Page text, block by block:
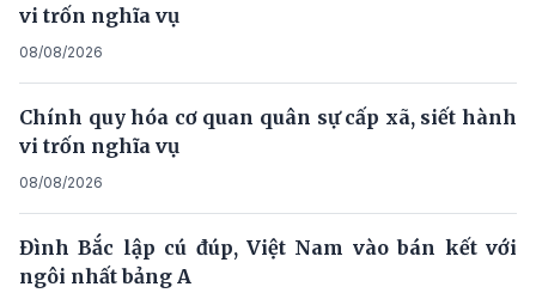
vi trốn nghĩa vụ
08/08/2026
Chính quy hóa cơ quan quân sự cấp xã, siết hành
vi trốn nghĩa vụ
08/08/2026
Đình Bắc lập cú đúp, Việt Nam vào bán kết với
ngôi nhất bảng A